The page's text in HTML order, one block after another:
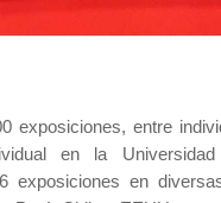
exposiciones, entre
en la
exposiciones en